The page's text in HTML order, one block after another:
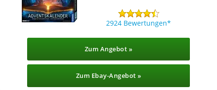
2924 Bewertungen
Zum Angebot »
Zum Ebay-Angebot »